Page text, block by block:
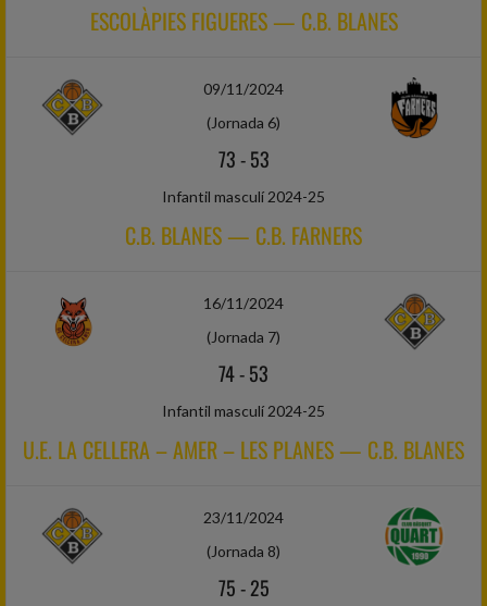
ESCOLÀPIES FIGUERES — C.B. BLANES
09/11/2024
(Jornada 6)
73-53
Infantil masculí 2024-25
C.B. BLANES — C.B. FARNERS
16/11/2024
(Jornada 7)
74-53
Infantil masculí 2024-25
U.E. LA CELLERA – AMER – LES PLANES — C.B. BLANES
23/11/2024
(Jornada 8)
75-25